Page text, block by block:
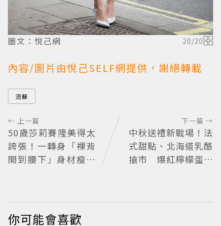
圖文：悅己網 20/20
內容/圖片由悅己SELF網提供，謝絕轉載
流蘇
← 上一篇
50歲莎莉賽隆美得太
誇張！一轉身「裸背
開到腰下」身材瘦到
下一篇 →
中秋送禮新戰場！法
式甜點、北海道乳酪
搶市 爆紅檸檬蛋糕
你可能會喜歡